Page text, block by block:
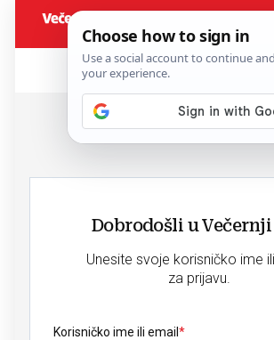
Dobrodošli u
Unesite svoje korisničko ime
za prijavu.
Korisničko ime ili email